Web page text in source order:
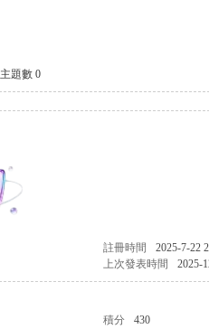
主題數 0
註冊時間
2025-7-22
上次發表時間 2025-
積分
430